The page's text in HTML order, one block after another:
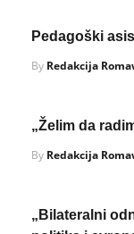
Pedagoški
By Redakcija
„Želim da
By Redakcija
„Bilateralni